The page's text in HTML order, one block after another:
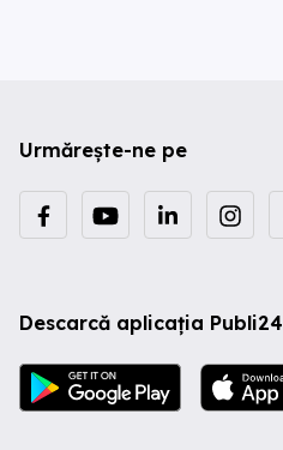
Urmărește-ne pe
Descarcă aplicația Publi24